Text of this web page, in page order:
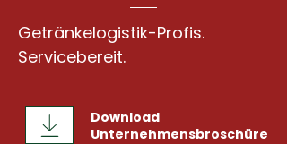
Getränkelogistik-Profis.
Servicebereit.
Download
Unternehmensbroschüre